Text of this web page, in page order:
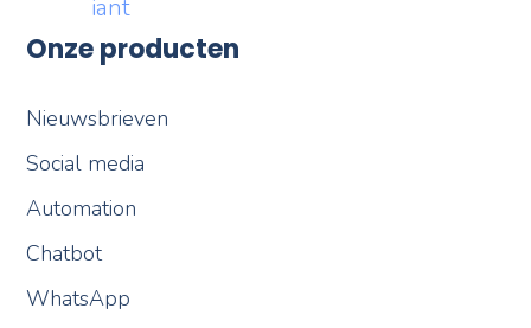
Onze producten
Nieuwsbrieven
Social media
Automation
Chatbot
WhatsApp